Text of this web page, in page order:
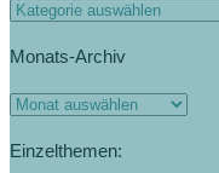
Monats-Archiv
Einzelthemen: